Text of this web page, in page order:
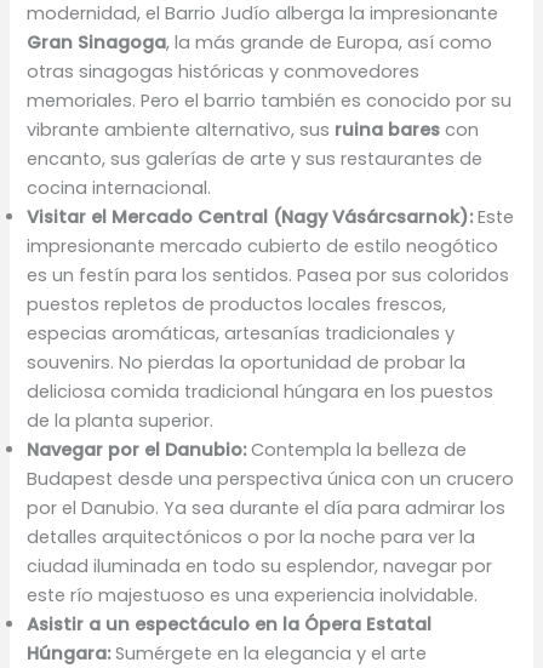
modernidad, el Barrio Judío alberga la impresionante
Gran Sinagoga, la más grande de Europa, así como
otras sinagogas históricas y conmovedores
memoriales. Pero el barrio también es conocido por su
vibrante ambiente alternativo, sus ruina bares con
encanto, sus galerías de arte y sus restaurantes de
cocina internacional.
Visitar el Mercado Central (Nagy Vásárcsarnok):Este
impresionante mercado cubierto de estilo neogótico
es un festín para los sentidos. Pasea por sus coloridos
puestos repletos de productos locales frescos,
especias aromáticas, artesanías tradicionales y
souvenirs. No pierdas la oportunidad de probar la
deliciosa comida tradicional húngara en los puestos
de la planta superior.
Navegar por el Danubio:Contempla la belleza de
Budapest desde una perspectiva única con un crucero
por el Danubio. Ya sea durante el día para admirar los
detalles arquitectónicos o por la noche para ver la
ciudad iluminada en todo su esplendor, navegar por
este río majestuoso es una experiencia inolvidable.
Asistir a un espectáculo en la Ópera Estatal
Húngara:Sumérgete en la elegancia y el arte